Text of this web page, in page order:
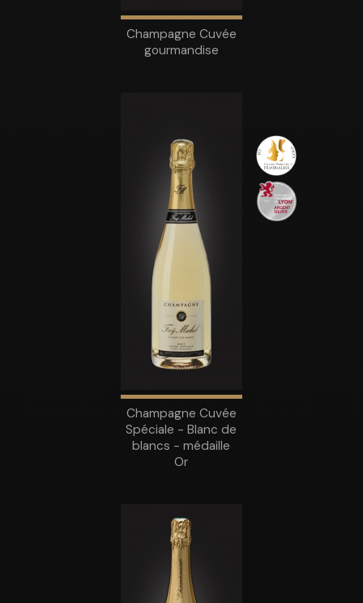
Champagne Cuvée
gourmandise
Champagne Cuvée
Spéciale - Blanc de
blancs - médaille
Or